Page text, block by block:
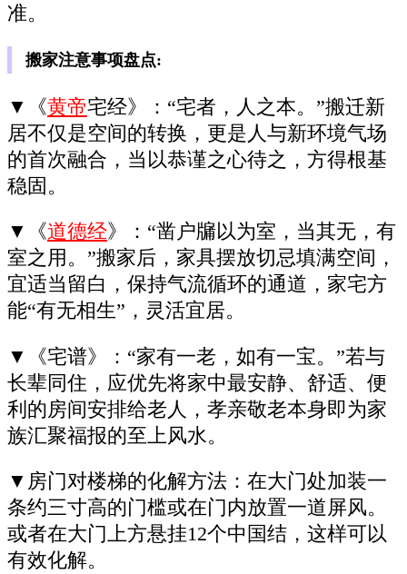
准。
搬家注意事项盘点:
▼《黄帝宅经》：“宅者，人之本。”搬迁新
居不仅是空间的转换，更是人与新环境气场
的首次融合，当以恭谨之心待之，方得根基
稳固。
▼《道德经》：“凿户牖以为室，当其无，有
室之用。”搬家后，家具摆放切忌填满空间，
宜适当留白，保持气流循环的通道，家宅方
能“有无相生”，灵活宜居。
▼《宅谱》：“家有一老，如有一宝。”若与
长辈同住，应优先将家中最安静、舒适、便
利的房间安排给老人，孝亲敬老本身即为家
族汇聚福报的至上风水。
▼房门对楼梯的化解方法：在大门处加装一
条约三寸高的门槛或在门内放置一道屏风。
或者在大门上方悬挂12个中国结，这样可以
有效化解。